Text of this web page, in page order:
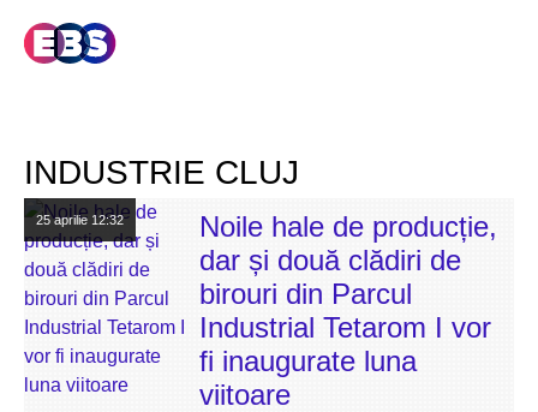
INDUSTRIE CLUJ
25 aprilie 12:32
Noile hale de producție,
dar și două clădiri de
birouri din Parcul
Industrial Tetarom I vor
fi inaugurate luna
viitoare